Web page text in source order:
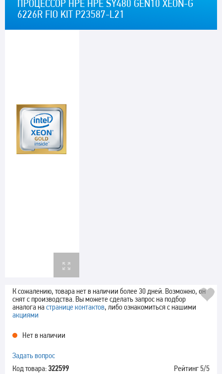
ПРОЦЕССОР HPE HPE SY480 GEN10 XEON-G
6226R FIO KIT P23587-L21
К сожалению, товара нет в наличии более 30 дней. Возможно, он
снят с производства. Вы можете сделать запрос на подбор
аналога на странице контактов, либо ознакомиться с нашими
акциями
Нет в наличии
Задать вопрос
Рейтинг 5/5
Код товара:322599